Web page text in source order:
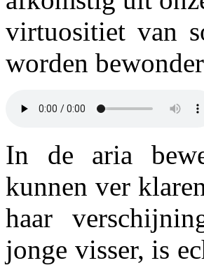
virtuositiet van
worden
In de aria
kunnen ver
haar
jonge visser, is